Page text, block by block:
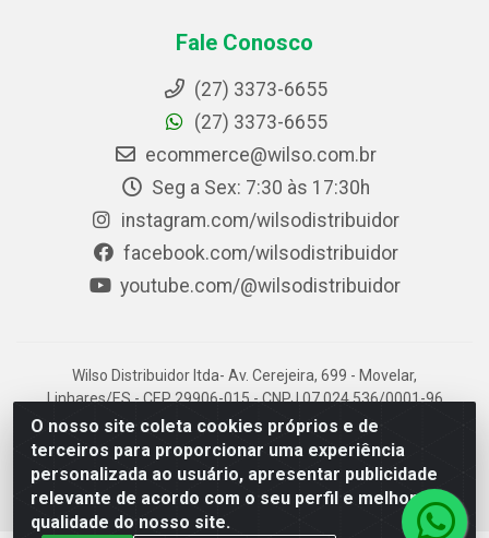
O nosso site coleta cookies próprios e de
terceiros para proporcionar uma experiência
personalizada ao usuário, apresentar publicidade
relevante de acordo com o seu perfil e melhorar a
qualidade do nosso site.
Fale Conosco
(27) 3373-6655
(27) 3373-6655
ecommerce@wilso.com.br
Seg a Sex: 7:30 às 17:30h
instagram.com/wilsodistribuidor
facebook.com/wilsodistribuidor
youtube.com/@wilsodistribuidor
Wilso Distribuidor ltda- Av. Cerejeira, 699 - Movelar,
Linhares/ES - CEP 29906-015 - CNPJ 07.024.536/0001-96